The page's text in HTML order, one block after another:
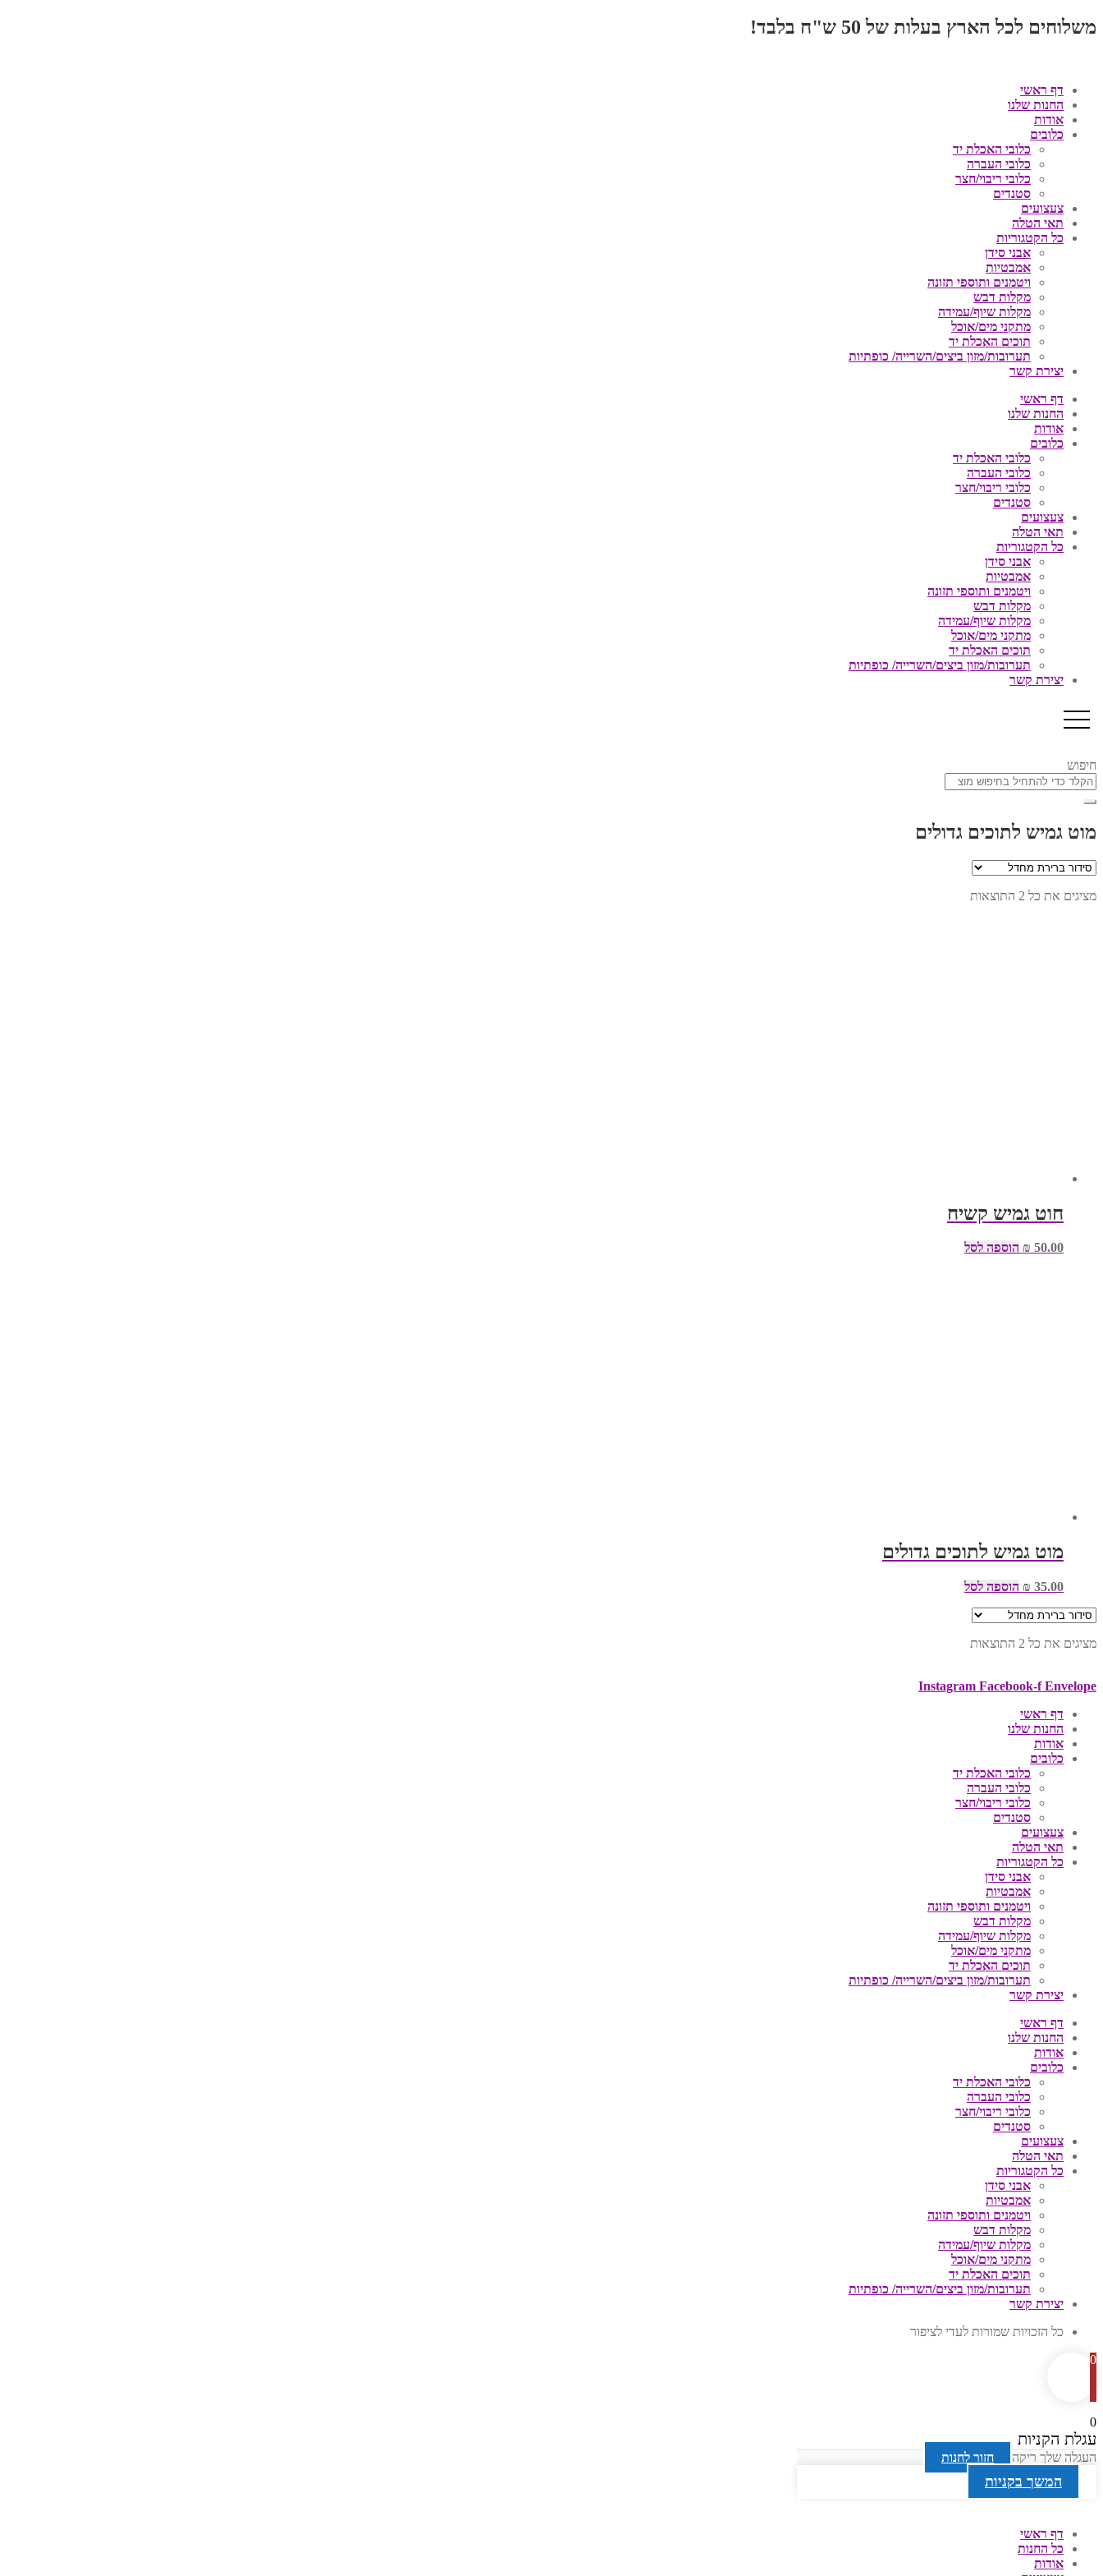
משלוחים לכל הארץ בעלות של 50 ש"ח בלבד!
דף ראשי
החנות שלנו
אודות
כלובים
כלובי האכלת יד
כלובי העברה
כלובי ריבוי/חצר
סטנדים
צעצועים
תאי הטלה
כל הקטגוריות
אבני סידן
אמבטיות
ויטמנים ותוספי תזונה
מקלות דבש
מקלות שיוף/עמידה
מתקני מים/אוכל
תוכים האכלת יד
תערובות/מזון ביצים/השרייה/ כופתיות
יצירת קשר
דף ראשי
החנות שלנו
אודות
כלובים
כלובי האכלת יד
כלובי העברה
כלובי ריבוי/חצר
סטנדים
צעצועים
תאי הטלה
כל הקטגוריות
אבני סידן
אמבטיות
ויטמנים ותוספי תזונה
מקלות דבש
מקלות שיוף/עמידה
מתקני מים/אוכל
תוכים האכלת יד
תערובות/מזון ביצים/השרייה/ כופתיות
יצירת קשר
חיפוש
מוט גמיש לתוכים גדולים
מציגים את כל ⁦2⁩ התוצאות
חוט גמיש קשיח
₪ 50.00 הוספה לסל
מוט גמיש לתוכים גדולים
₪ 35.00 הוספה לסל
מציגים את כל ⁦2⁩ התוצאות
Instagram Facebook-f Envelope
דף ראשי
החנות שלנו
אודות
כלובים
כלובי האכלת יד
כלובי העברה
כלובי ריבוי/חצר
סטנדים
צעצועים
תאי הטלה
כל הקטגוריות
אבני סידן
אמבטיות
ויטמנים ותוספי תזונה
מקלות דבש
מקלות שיוף/עמידה
מתקני מים/אוכל
תוכים האכלת יד
תערובות/מזון ביצים/השרייה/ כופתיות
יצירת קשר
דף ראשי
החנות שלנו
אודות
כלובים
כלובי האכלת יד
כלובי העברה
כלובי ריבוי/חצר
סטנדים
צעצועים
תאי הטלה
כל הקטגוריות
אבני סידן
אמבטיות
ויטמנים ותוספי תזונה
מקלות דבש
מקלות שיוף/עמידה
מתקני מים/אוכל
תוכים האכלת יד
תערובות/מזון ביצים/השרייה/ כופתיות
יצירת קשר
כל הזכויות שמורות לעדי לציפור
0
0
עגלת הקניות
העגלה שלך ריקה חזור לחנות
המשך בקניות
דף ראשי
כל החנות
אודות